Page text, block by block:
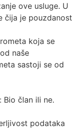
ove usluge. U
čija je pouzdanost
koja se
naše
sastoji se od
Bio član ili ne.
podataka